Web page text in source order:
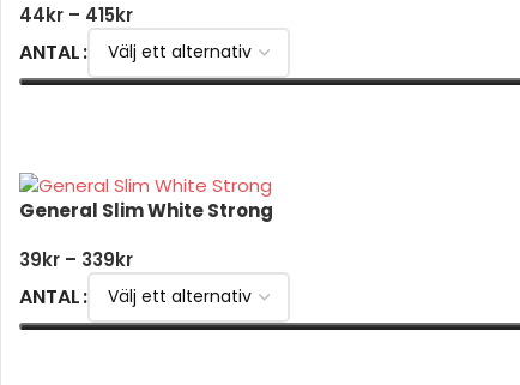
44kr – 415kr
ANTAL
General Slim White Strong
39kr – 339kr
ANTAL